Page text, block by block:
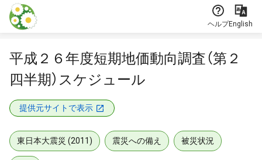
本文に飛ぶ
ヘルプEnglish
平成２６年度短期地価動向調査（第２
四半期）スケジュール
提供元サイトで表示
東日本大震災 (2011) 震災への備え 被災状況